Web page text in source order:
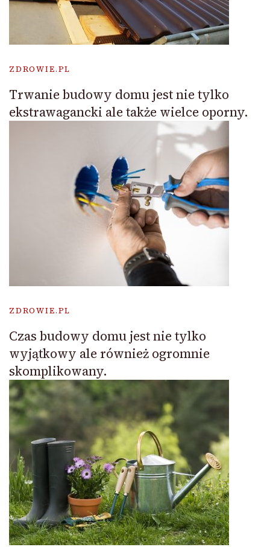
ZDROWIE.PL
Trwanie budowy domu jest nie tylko
ekstrawagancki ale także wielce oporny.
ZDROWIE.PL
Czas budowy domu jest nie tylko
wyjątkowy ale również ogromnie
skomplikowany.